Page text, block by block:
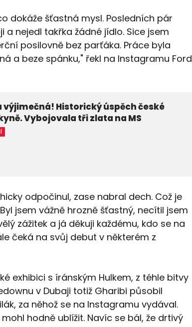
dokáže šťastná mysl. Posledních pár
nejedl takřka žádné jídlo. Sice jsem
posilovně bez parťáka. Práce byla
a beze spánku," řekl na Instagramu Ford
výjimečná! Historický úspěch české
Vybojovala tři zlata na MS
odpočinul, zase nabral dech. Což je
jsem vážně hrozně šťastný, necítil jsem
zážitek a já děkuji každému, kdo se na
čeká na svůj debut v některém z
exhibici s íránským Hulkem, z téhle bitvy
v Dubaji totiž Gharibi působil
za něhož se na Instagramu vydával.
hodně ublížit. Navíc se bál, že drtivý